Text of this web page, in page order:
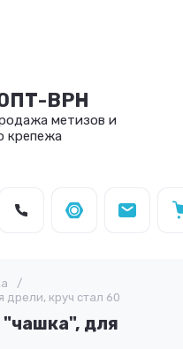
ВРН
метизов и
крепежа
/
круч стал 60
для